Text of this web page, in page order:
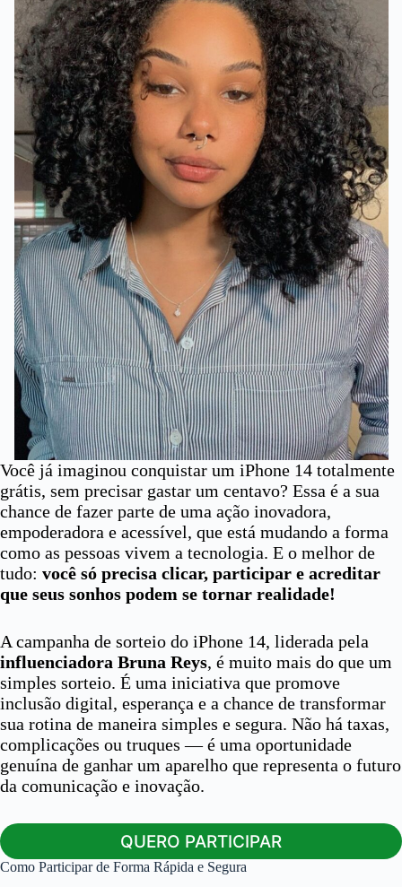
Você já imaginou conquistar um iPhone 14 totalmente
grátis, sem precisar gastar um centavo? Essa é a sua
chance de fazer parte de uma ação inovadora,
empoderadora e acessível, que está mudando a forma
como as pessoas vivem a tecnologia. E o melhor de
tudo: você só precisa clicar, participar e acreditar
que seus sonhos podem se tornar realidade!
A campanha de sorteio do iPhone 14, liderada pela
influenciadora Bruna Reys, é muito mais do que um
simples sorteio. É uma iniciativa que promove
inclusão digital, esperança e a chance de transformar
sua rotina de maneira simples e segura. Não há taxas,
complicações ou truques — é uma oportunidade
genuína de ganhar um aparelho que representa o futuro
da comunicação e inovação.
QUERO PARTICIPAR
Como Participar de Forma Rápida e Segura